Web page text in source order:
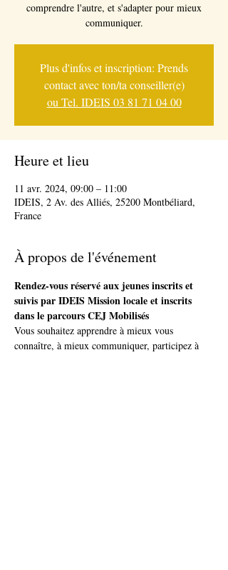
comprendre l'autre, et s'adapter pour mieux
Plus d'infos et inscription: Prends
contact avec ton/ta conseiller(e)
ou Tel. IDEIS 03 81 71 04 00
Heure et lieu
11 avr. 2024, 09:00 – 11:00
IDEIS, 2 Av. des Alliés, 25200 Montbéliard,
France
À propos de l'événement
Rendez-vous réservé aux jeunes inscrits et
suivis par IDEIS Mission locale et inscrits
dans le parcours CEJ Mobilisés
Vous souhaitez apprendre à mieux vous
connaître, à mieux communiquer, participez à